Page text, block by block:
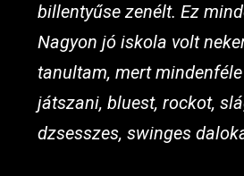
billentyűse zenélt. Ez
Nagyon jó iskola volt
tanultam, mert
játszani, bluest, rockot,
dzsesszes, swinges